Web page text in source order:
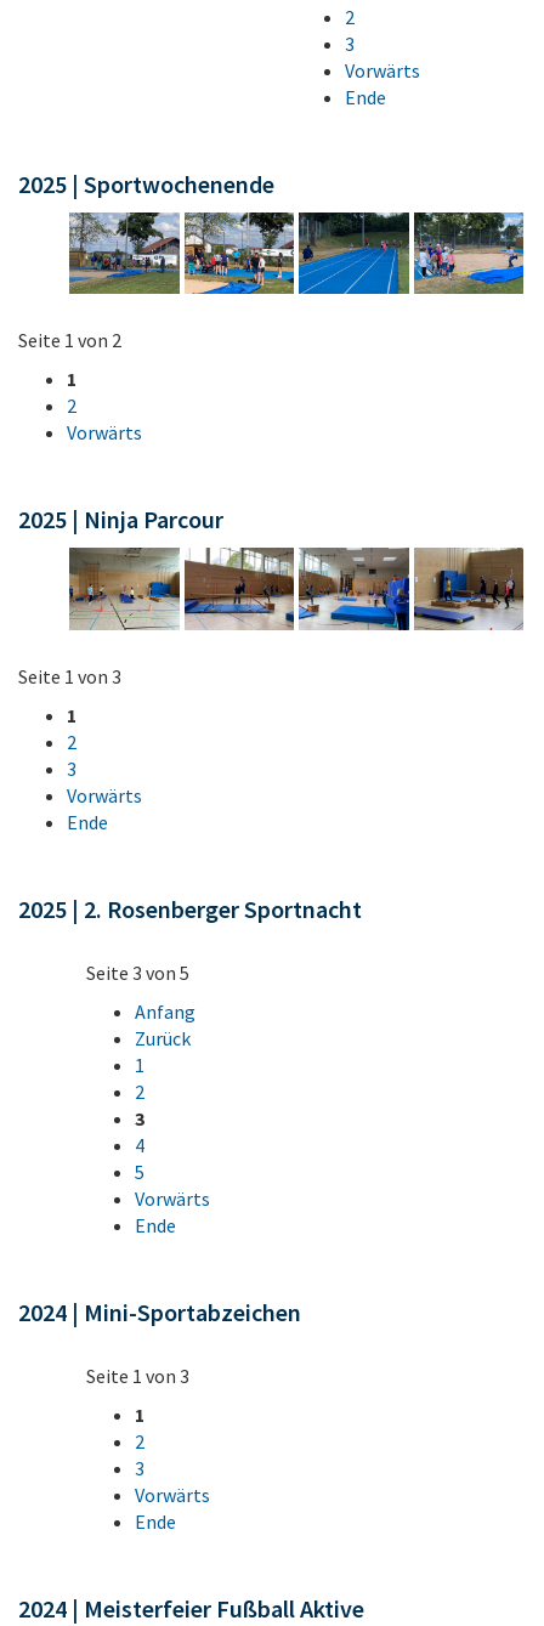
2
3
Vorwärts
Ende
2025 | Sportwochenende
Seite 1 von 2
1
2
Vorwärts
2025 | Ninja Parcour
Seite 1 von 3
1
2
3
Vorwärts
Ende
2025 | 2. Rosenberger Sportnacht
Seite 3 von 5
Anfang
Zurück
1
2
3
4
5
Vorwärts
Ende
2024 | Mini-Sportabzeichen
Seite 1 von 3
1
2
3
Vorwärts
Ende
2024 | Meisterfeier Fußball Aktive